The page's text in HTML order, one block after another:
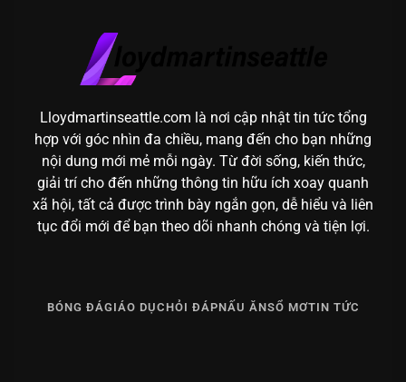
Lloydmartinseattle.com là nơi cập nhật tin tức tổng
hợp với góc nhìn đa chiều, mang đến cho bạn những
nội dung mới mẻ mỗi ngày. Từ đời sống, kiến thức,
giải trí cho đến những thông tin hữu ích xoay quanh
xã hội, tất cả được trình bày ngắn gọn, dễ hiểu và liên
tục đổi mới để bạn theo dõi nhanh chóng và tiện lợi.
BÓNG ĐÁGIÁO DỤC HỎI ĐÁPNẤU ĂNSỔ MƠTIN TỨC